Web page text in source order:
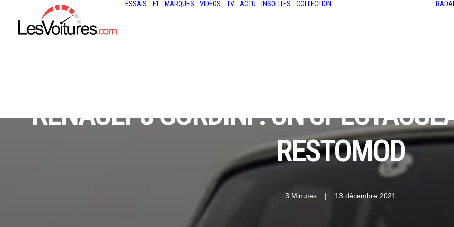
ESSAIS F1 MARQUES VIDÉOS TV ACTU INSOLITES COLLECTION
RENAULT 8 GORDINI : UN
RESTOMOD
3 Minutes | 13 décembre 2021